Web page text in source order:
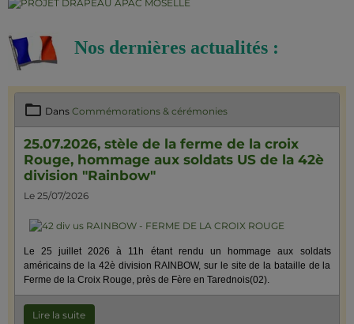
Nos dernières actualités :
Dans Commémorations & cérémonies
25.07.2026, stèle de la ferme de la croix
Rouge, hommage aux soldats US de la 42è
division "Rainbow"
Le 25/07/2026
Le 25 juillet 2026 à 11h étant rendu un hommage aux soldats
américains de la 42è division RAINBOW, sur le site de la bataille de la
Ferme de la Croix Rouge, près de Fère en Tarednois(02).
Lire la suite